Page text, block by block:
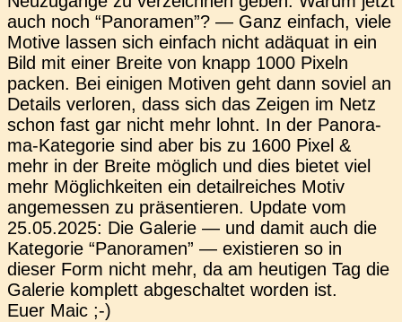
auch noch “Pan­ora­men”? — Ganz ein­fach, viele
Motive lassen sich ein­fach nicht adäquat in ein
Bild mit einer Breite von knapp 1000 Pixeln
packen. Bei eini­gen Moti­ven geht dann soviel an
Details ver­lo­ren, dass sich das Zeigen im Netz
schon fast gar nicht mehr lohnt. In der Pan­ora­­
ma-Kate­­go­rie sind aber bis zu 1600 Pixel &
mehr in der Breite mög­lich und dies bietet viel
mehr Mög­lich­kei­ten ein detail­rei­ches Motiv
ange­mes­sen zu prä­sen­tie­ren. Update vom
25.05.2025: Die Gale­rie — und damit auch die
Kate­go­rie “Pan­ora­men” — exis­tie­ren so in
dieser Form nicht mehr, da am heu­ti­gen Tag die
Gale­rie kom­plett abge­schal­tet worden ist.
Euer Maic ;-)